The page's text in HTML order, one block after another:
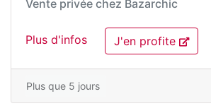
Vente privée chez Bazarchic
Plus d'infos J'en profite
Plus que 5 jours